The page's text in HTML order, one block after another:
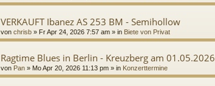
VERKAUFT Ibanez AS 253 BM - Semihollow
von chrisb » Fr Apr 24, 2026 7:57 am » in Biete von Privat
Ragtime Blues in Berlin - Kreuzberg am 01.05.2026
von Pan » Mo Apr 20, 2026 11:13 pm » in Konzerttermine